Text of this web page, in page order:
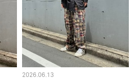
2026.06.13